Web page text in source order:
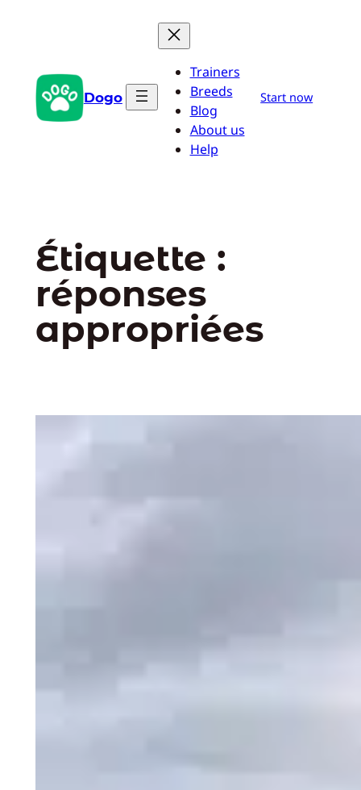
Dogo
Trainers
Breeds
Blog
About us
Help
Start now
Étiquette :
réponses
appropriées